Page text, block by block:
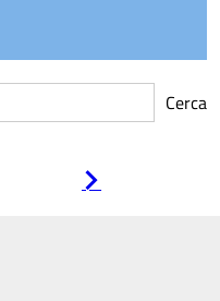
Cerca